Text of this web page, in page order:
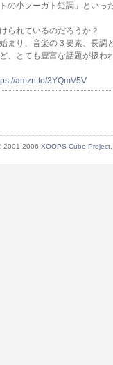
の小フーガト短調」といっ
られているのだろうか？
まり、音楽の３要素、長
、とても豊富な話題が扱わ
amzn.to/3YQmV5V
2001-2006 XOOPS Cube Project,